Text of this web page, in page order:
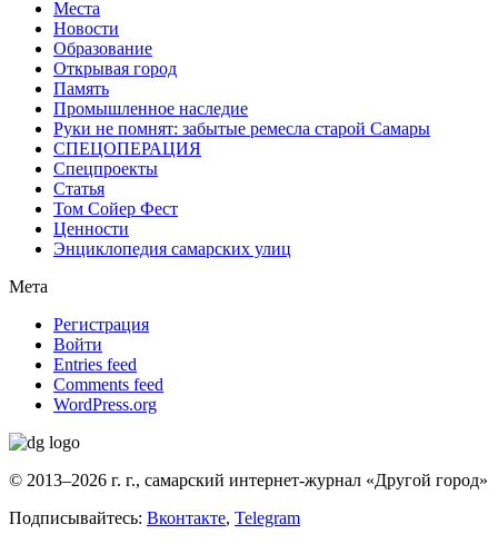
Места
Новости
Образование
Открывая город
Память
Промышленное наследие
Руки не помнят: забытые ремесла старой Самары
СПЕЦОПЕРАЦИЯ
Спецпроекты
Статья
Том Сойер Фест
Ценности
Энциклопедия самарских улиц
Мета
Регистрация
Войти
Entries feed
Comments feed
WordPress.org
© 2013–2026 г. г., самарский интернет-журнал «Другой город»
Подписывайтесь: Вконтакте, Telegram